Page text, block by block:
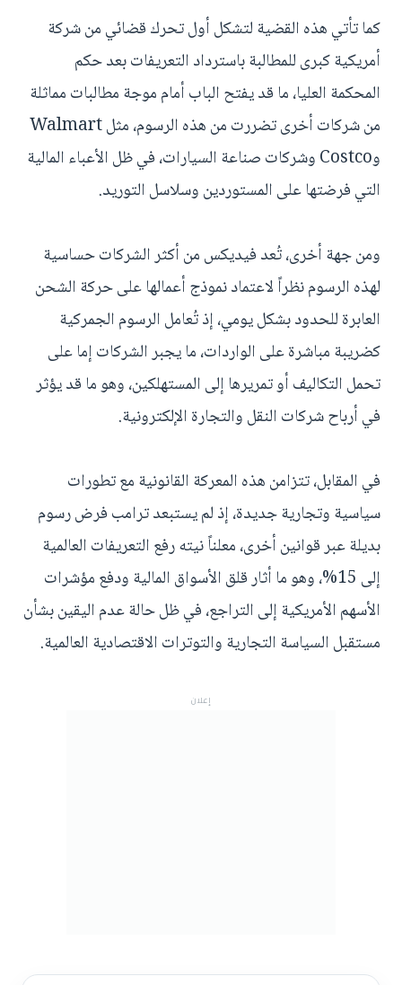
كما تأتي هذه القضية لتشكل أول تحرك قضائي من شركة
أمريكية كبرى للمطالبة باسترداد التعريفات بعد حكم
المحكمة العليا، ما قد يفتح الباب أمام موجة مطالبات مماثلة
من شركات أخرى تضررت من هذه الرسوم، مثل Walmart
وCostco وشركات صناعة السيارات، في ظل الأعباء المالية
التي فرضتها على المستوردين وسلاسل التوريد.
ومن جهة أخرى، تُعد فيديكس من أكثر الشركات حساسية
لهذه الرسوم نظراً لاعتماد نموذج أعمالها على حركة الشحن
العابرة للحدود بشكل يومي، إذ تُعامل الرسوم الجمركية
كضريبة مباشرة على الواردات، ما يجبر الشركات إما على
تحمل التكاليف أو تمريرها إلى المستهلكين، وهو ما قد يؤثر
في أرباح شركات النقل والتجارة الإلكترونية.
في المقابل، تتزامن هذه المعركة القانونية مع تطورات
سياسية وتجارية جديدة، إذ لم يستبعد ترامب فرض رسوم
بديلة عبر قوانين أخرى، معلناً نيته رفع التعريفات العالمية
إلى 15%، وهو ما أثار قلق الأسواق المالية ودفع مؤشرات
الأسهم الأمريكية إلى التراجع، في ظل حالة عدم اليقين بشأن
مستقبل السياسة التجارية والتوترات الاقتصادية العالمية.
إعلان